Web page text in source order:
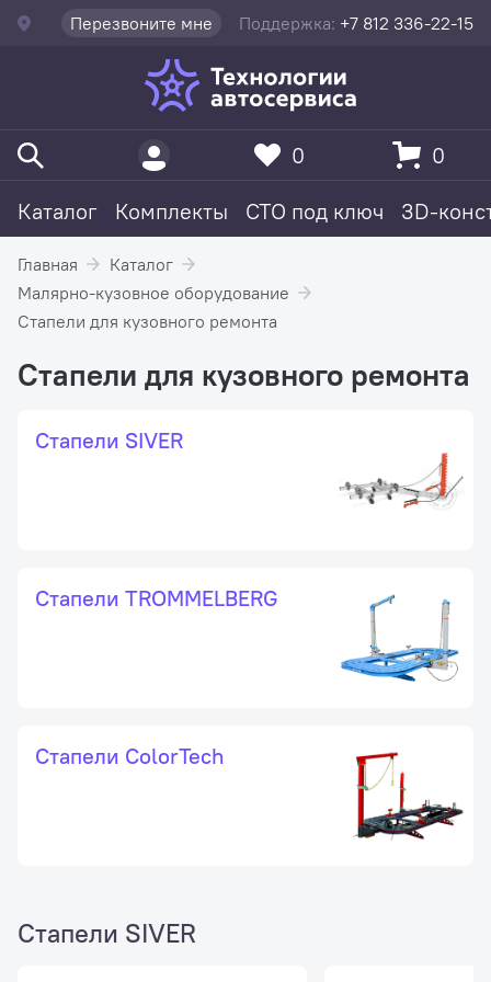
Перезвоните мне Поддержка: +7 812 336-22-15
Каталог Комплекты СТО под ключ 3D-
0 0
Главная
Каталог
Малярно-кузовное оборудование
Стапели для кузовного ремонта
Стапели для кузовного ремонта
Стапели SIVER
Стапели TROMMELBERG
Стапели ColorTech
Стапели SIVER